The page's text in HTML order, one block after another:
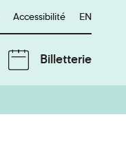
Accessibilité English
EN
Billetterie